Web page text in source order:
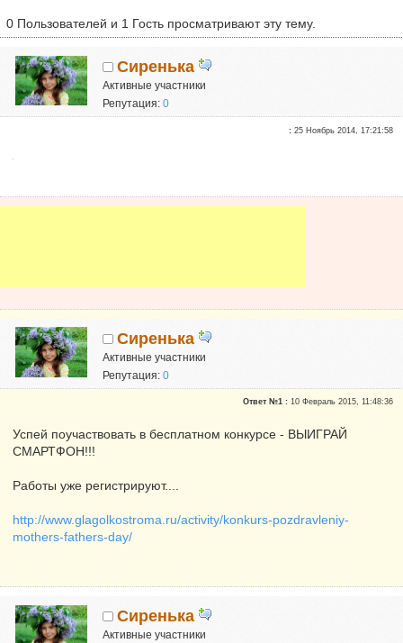
0 Пользователей и 1 Гость просматривают эту тему.
Сиренька
Активные участники
Репутация: 0
:25 Ноябрь 2014, 17:21:58
Сиренька
Активные участники
Репутация: 0
Ответ №1 :10 Февраль 2015, 11:48:36
Успей поучаствовать в бесплатном конкурсе - ВЫИГРАЙ
СМАРТФОН!!!
Работы уже регистрируют....
http://www.glagolkostroma.ru/activity/konkurs-pozdravleniy-
mothers-fathers-day/
Сиренька
Активные участники